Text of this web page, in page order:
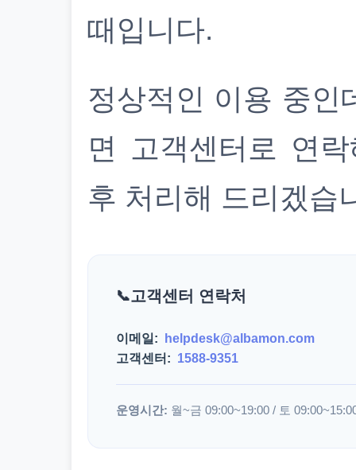
때입니다.
정상적인 이용 중인
면 고객센터로 연
후 처리해 드리겠습
고객센터 연락처
이메일:
helpdesk@albamon.com
고객센터: 1588-9351
운영시간: 월~금 09:00~19:00 / 토